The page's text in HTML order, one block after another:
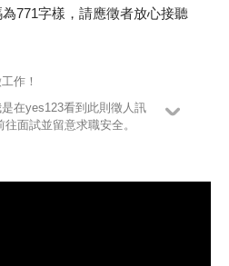
771字樣，請應徵者放心接聽
作！
在yes123看到此則徵人訊
面試並留意求職安全。